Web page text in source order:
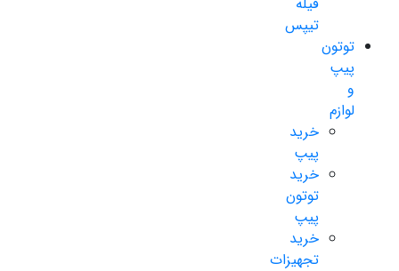
تیپس
توتون
پیپ
و
لوازم
خرید
پیپ
خرید
توتون
پیپ
خرید
تجهیزات